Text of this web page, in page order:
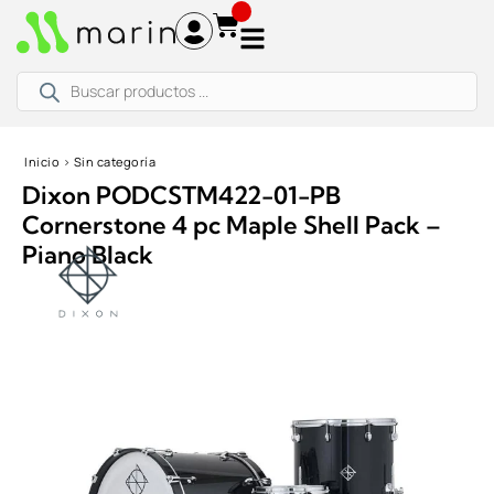
productos
Inicio › Sin categoría
Dixon PODCSTM422-01-PB
Cornerstone 4 pc Maple Shell Pack –
Piano Black